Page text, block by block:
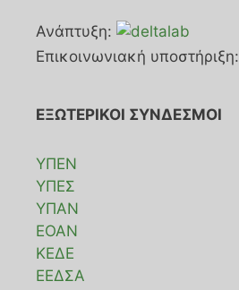
Ανάπτυξη:
Επικοινωνιακή υποστήριξη:
ΕΞΩΤΕΡΙΚΟΙ ΣΥΝΔΕΣΜΟΙ
ΥΠΕΝ
ΥΠΕΣ
ΥΠΑΝ
ΕΟΑΝ
ΚΕΔΕ
ΕΕΔΣΑ